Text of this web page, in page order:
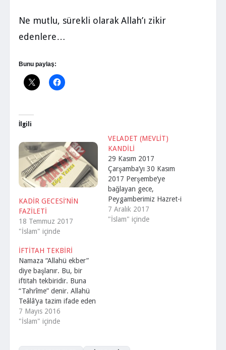
Ne mutlu, sürekli olarak Allah’ı zikir
edenlere…
Bunu paylaş:
İlgili
KADİR GECESİ’NİN
FAZİLETİ
18 Temmuz 2017
"İslam" içinde
VELADET (MEVLİT)
KANDİLİ
29 Kasım 2017
Çarşamba’yı 30 Kasım
2017 Perşembe’ye
bağlayan gece,
Peygamberimiz Hazret-i
Muhammet Mustafa'nın
(s.a.v.) alemleri
7 Aralık 2017
"İslam" içinde
İFTİTAH TEKBİRİ
Namaza “Allahü ekber”
diye başlanır. Bu, bir
iftitah tekbiridir. Buna
“Tahrîme” denir. Allahü
Teâlâ’ya tazim ifade eden
“Allâhü ekber” lafzı ile
iftitah tekbiri alınır ve
7 Mayıs 2016
"İslam" içinde